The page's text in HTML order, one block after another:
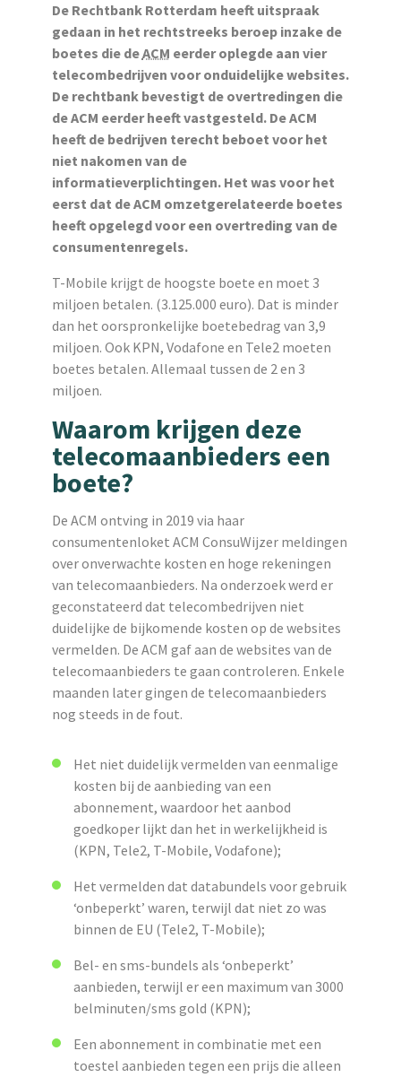
De Rechtbank Rotterdam heeft uitspraak
gedaan in het rechtstreeks beroep inzake de
boetes die deACM eerder oplegde aan vier
telecombedrijven voor onduidelijke websites.
De rechtbank bevestigt de overtredingen die
de ACM eerder heeft vastgesteld. De ACM
heeft de bedrijven terecht beboet voor het
niet nakomen van de
informatieverplichtingen. Het was voor het
eerst dat de ACM omzetgerelateerde boetes
heeft opgelegd voor een overtreding van de
consumentenregels.
T-Mobile krijgt de hoogste boete en moet 3
miljoen betalen. (3.125.000 euro). Dat is minder
dan het oorspronkelijke boetebedrag van 3,9
miljoen. Ook KPN, Vodafone en Tele2 moeten
boetes betalen. Allemaal tussen de 2 en 3
miljoen.
Waarom krijgen deze
telecomaanbieders een
boete?
De ACM ontving in 2019 via haar
consumentenloket ACM ConsuWijzer meldingen
over onverwachte kosten en hoge rekeningen
van telecomaanbieders. Na onderzoek werd er
geconstateerd dat telecombedrijven niet
duidelijke de bijkomende kosten op de websites
vermelden. De ACM gaf aan de websites van de
telecomaanbieders te gaan controleren. Enkele
maanden later gingen de telecomaanbieders
nog steeds in de fout.
Het niet duidelijk vermelden van eenmalige
kosten bij de aanbieding van een
abonnement, waardoor het aanbod
goedkoper lijkt dan het in werkelijkheid is
(KPN, Tele2, T-Mobile, Vodafone);
Het vermelden dat databundels voor gebruik
‘onbeperkt’ waren, terwijl dat niet zo was
binnen de EU (Tele2, T-Mobile);
Bel- en sms-bundels als ‘onbeperkt’
aanbieden, terwijl er een maximum van 3000
belminuten/sms gold (KPN);
Een abonnement in combinatie met een
toestel aanbieden tegen een prijs die alleen